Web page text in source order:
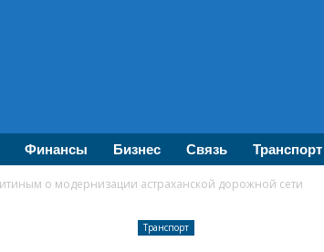
Финансы Бизнес Связь Транспорт
о модернизации астраханской дорожной сети
Транспорт